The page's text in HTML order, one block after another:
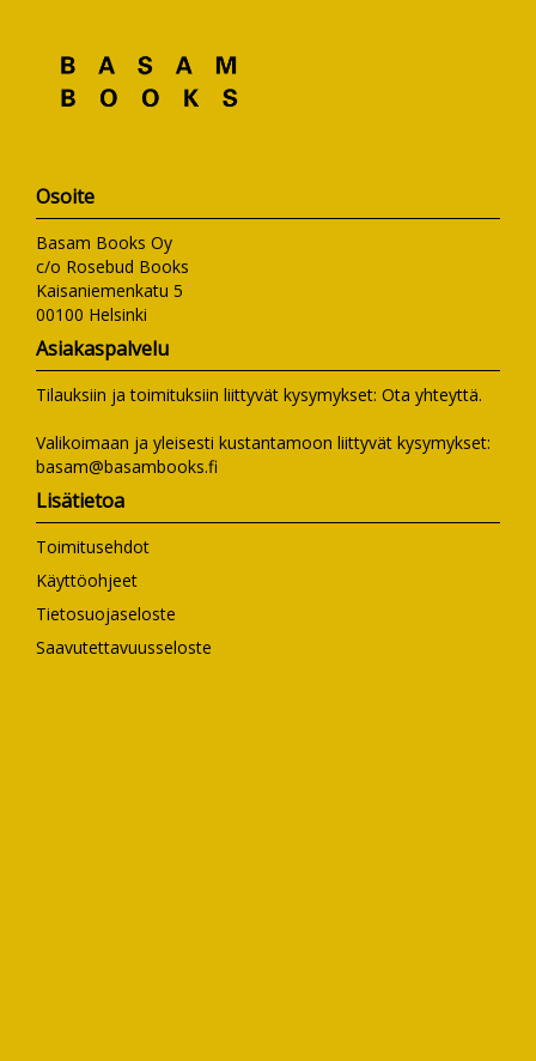
Osoite
Basam Books Oy
c/o Rosebud Books
Kaisaniemenkatu 5
00100 Helsinki
Asiakaspalvelu
Tilauksiin ja toimituksiin liittyvät kysymykset: Ota yhteyttä.
Valikoimaan ja yleisesti kustantamoon liittyvät kysymykset:
basam@basambooks.fi
Lisätietoa
Toimitusehdot
Käyttöohjeet
Tietosuojaseloste
Saavutettavuusseloste